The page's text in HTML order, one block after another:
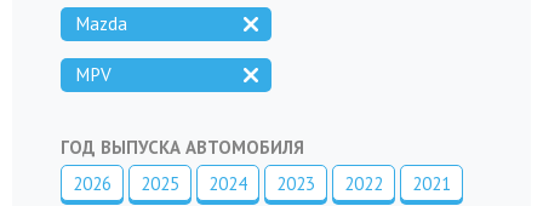
Mazda
MPV
ГОД ВЫПУСКА АВТОМОБИЛЯ
2026
2025 2024 2023 2022 2021